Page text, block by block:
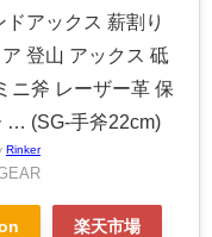
ドアックス 薪割り
登山 アックス 砥
ニ斧 レーザー革 保
… (SG-手斧22cm)
Rinker
楽天市場